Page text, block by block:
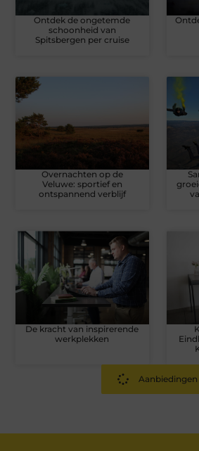
Ontdek de ongetemde
schoonheid van
Spitsbergen per cruise
Overnachten op de
Veluwe: sportief en
ontspannend verblijf
De kracht van inspirerende
werkplekken
Aanbiedingen